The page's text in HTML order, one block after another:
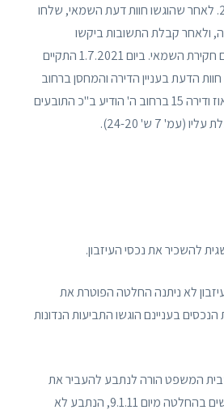
2011 עד יום 22.7.2013. לאחר שהוגשו חוות דעת השמאי, שלחו
ולאחר קבלת התשובות ביקשו
התובעים לקיים דיון לשם חקירת השמאי. ביום 1.7.2021 התקיים
הדעת בעניין הדירה והמחסן ברחוב
ב', בעוד בעניין הפנטהאוז ודירה 15 ברחוב ה' הודיע ב"כ התובעים
(עמ' 7 ש' 24-20).
להשכיר את נכסי העיזבון.
לא ניתנה החלטה הפוטרת את
בעניינם הוגשו התביעות הנדונות
המשפט הורה לנתבע להעביר את
נכסי העיזבון לשם היורשים בהחלטה מיום 9.1.11, הנתבע לא